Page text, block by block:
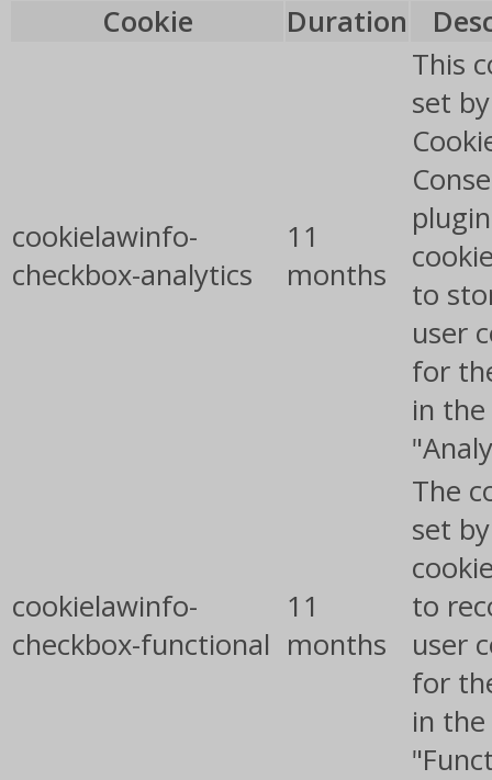
Cookie
Duration
cookielawinfo-
checkbox-analytics
11
months
This
set
to
user
for
in
cookielawinfo-
checkbox-functional
11
months
The
set
to
user
for
in